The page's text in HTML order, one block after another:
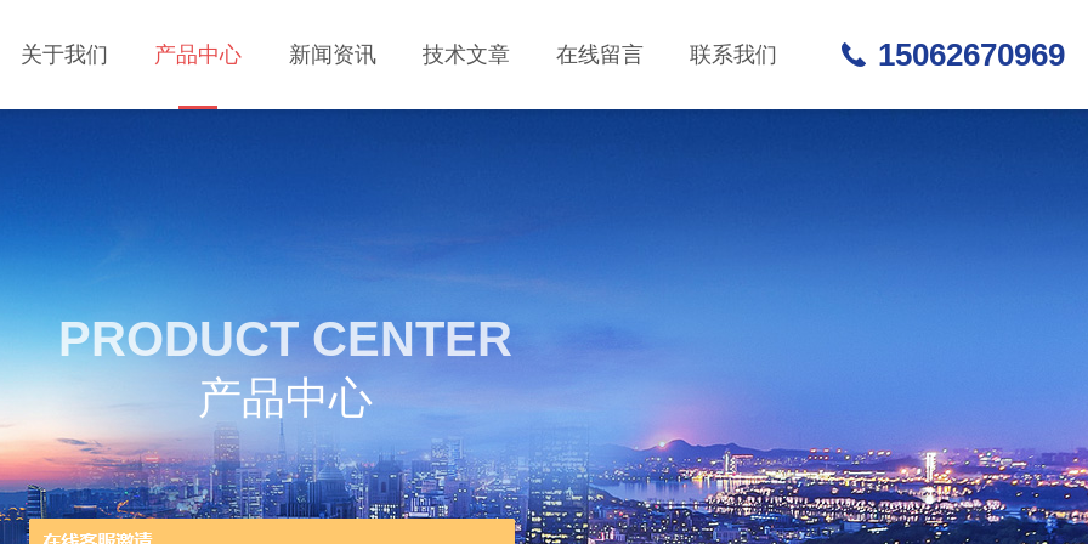
关于我们 产品中心 新闻资讯 技术文章 在线留言 联系我们 15062670969
PRODUCT CENTER
产品中心